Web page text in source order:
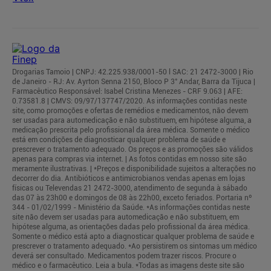
Drogarias Tamoio | CNPJ: 42.225.938/0001-50 l SAC: 21 2472-3000 | Rio
de Janeiro - RJ: Av. Ayrton Senna 2150, Bloco P 3° Andar, Barra da Tijuca |
Farmacêutico Responsável: Isabel Cristina Menezes - CRF 9.063 | AFE:
0.73581.8 | CMVS: 09/97/137747/2020. As informações contidas neste
site, como promoções e ofertas de remédios e medicamentos, não devem
ser usadas para automedicação e não substituem, em hipótese alguma, a
medicação prescrita pelo profissional da área médica. Somente o médico
está em condições de diagnosticar qualquer problema de saúde e
prescrever o tratamento adequado. Os preços e as promoções são válidos
apenas para compras via internet. | As fotos contidas em nosso site são
meramente ilustrativas. | *Preços e disponibilidade sujeitos a alterações no
decorrer do dia. Antibióticos e antimicrobianos vendas apenas em lojas
físicas ou Televendas 21 2472-3000, atendimento de segunda à sábado
das 07 às 23h00 e domingos de 08 às 22h00, exceto feriados. Portaria nº
344 - 01/02/1999 - Ministério da Saúde. *As informações contidas neste
site não devem ser usadas para automedicação e não substituem, em
hipótese alguma, as orientações dadas pelo profissional da área médica.
Somente o médico está apto a diagnosticar qualquer problema de saúde e
prescrever o tratamento adequado. *Ao persistirem os sintomas um médico
deverá ser consultado. Medicamentos podem trazer riscos. Procure o
médico e o farmacêutico. Leia a bula. *Todas as imagens deste site são